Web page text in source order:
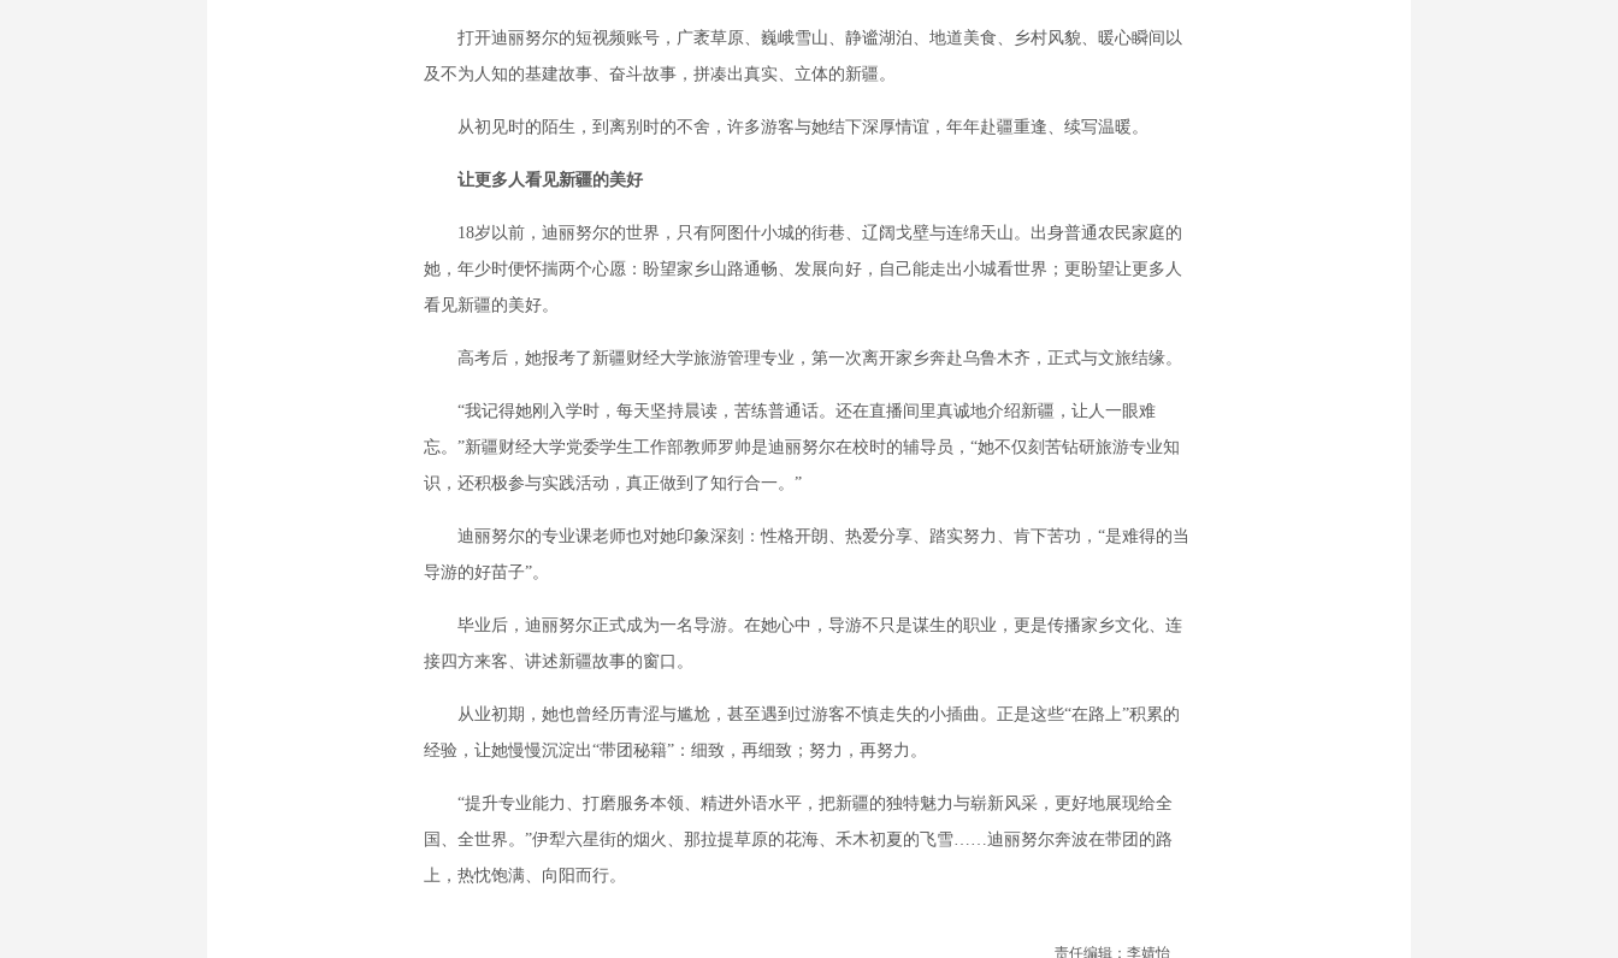
打开迪丽努尔的短视频账号，广袤草原、巍峨雪山、静谧湖泊、地道美食、乡村风貌、暖心瞬间以
及不为人知的基建故事、奋斗故事，拼凑出真实、立体的新疆。
从初见时的陌生，到离别时的不舍，许多游客与她结下深厚情谊，年年赴疆重逢、续写温暖。
让更多人看见新疆的美好
18岁以前，迪丽努尔的世界，只有阿图什小城的街巷、辽阔戈壁与连绵天山。出身普通农民家庭的
她，年少时便怀揣两个心愿：盼望家乡山路通畅、发展向好，自己能走出小城看世界；更盼望让更多人
看见新疆的美好。
高考后，她报考了新疆财经大学旅游管理专业，第一次离开家乡奔赴乌鲁木齐，正式与文旅结缘。
“我记得她刚入学时，每天坚持晨读，苦练普通话。还在直播间里真诚地介绍新疆，让人一眼难
忘。”新疆财经大学党委学生工作部教师罗帅是迪丽努尔在校时的辅导员，“她不仅刻苦钻研旅游专业知
识，还积极参与实践活动，真正做到了知行合一。”
迪丽努尔的专业课老师也对她印象深刻：性格开朗、热爱分享、踏实努力、肯下苦功，“是难得的当
导游的好苗子”。
毕业后，迪丽努尔正式成为一名导游。在她心中，导游不只是谋生的职业，更是传播家乡文化、连
接四方来客、讲述新疆故事的窗口。
从业初期，她也曾经历青涩与尴尬，甚至遇到过游客不慎走失的小插曲。正是这些“在路上”积累的
经验，让她慢慢沉淀出“带团秘籍”：细致，再细致；努力，再努力。
“提升专业能力、打磨服务本领、精进外语水平，把新疆的独特魅力与崭新风采，更好地展现给全
国、全世界。”伊犁六星街的烟火、那拉提草原的花海、禾木初夏的飞雪……迪丽努尔奔波在带团的路
上，热忱饱满、向阳而行。
责任编辑：李婧怡